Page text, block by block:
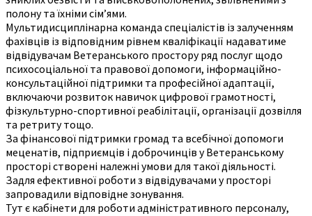
полону та їхніми сім’ями.
Мультидисциплінарна команда спеціалістів із залученням
фахівців із відповідним рівнем кваліфікації надаватиме
відвідувачам Ветеранського простору ряд послуг щодо
психосоціальної та правової допомоги, інформаційно-
консультаційної підтримки та професійної адаптації,
включаючи розвиток навичок цифрової грамотності,
фізкультурно-спортивної реабілітації, організації дозвілля
та ретриту тощо.
За фінансової підтримки громад та всебічної допомоги
меценатів, підприємців і доброчинців у Ветеранському
просторі створені належні умови для такої діяльності.
Задля ефективної роботи з відвідувачами у просторі
запровадили відповідне зонування.
Тут є кабінети для роботи адміністративного персоналу,